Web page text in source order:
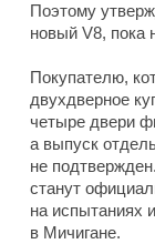
Поэтому
новый V8, пока
Покупателю,
двухдверное
четыре двери
а выпуск
не
станут
на испытаниях
в Мичигане.